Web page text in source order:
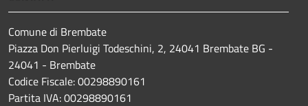
Comune di Brembate
Piazza Don Pierluigi Todeschini, 2, 24041 Brembate BG -
24041 - Brembate
Codice Fiscale: 00298890161
Partita IVA: 00298890161